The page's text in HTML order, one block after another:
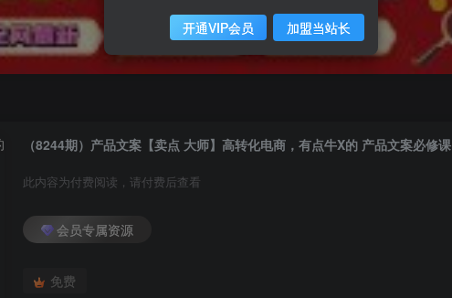
（8244期）产品文案【卖点 大师】高转化电商，有点牛X的 产品文案必修课
此内容为付费阅读，请付费后查看
会员专属资源
免费
开通VIP会员 加盟当站长